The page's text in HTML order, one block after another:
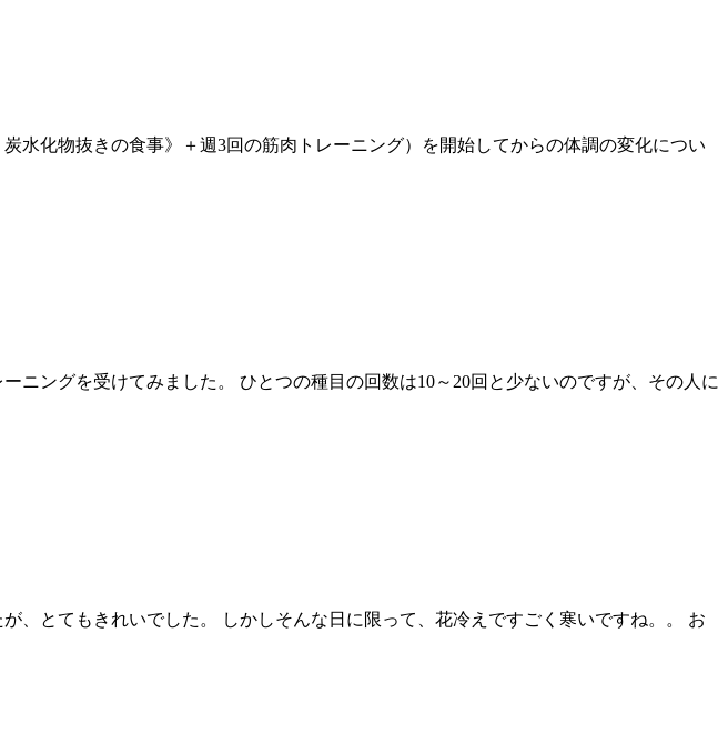
水化物抜きの食事》＋週3回の筋肉トレーニング）を開始してからの体調の変化につい
ングを受けてみました。 ひとつの種目の回数は10～20回と少ないのですが、その人に
、とてもきれいでした。 しかしそんな日に限って、花冷えですごく寒いですね。。 お